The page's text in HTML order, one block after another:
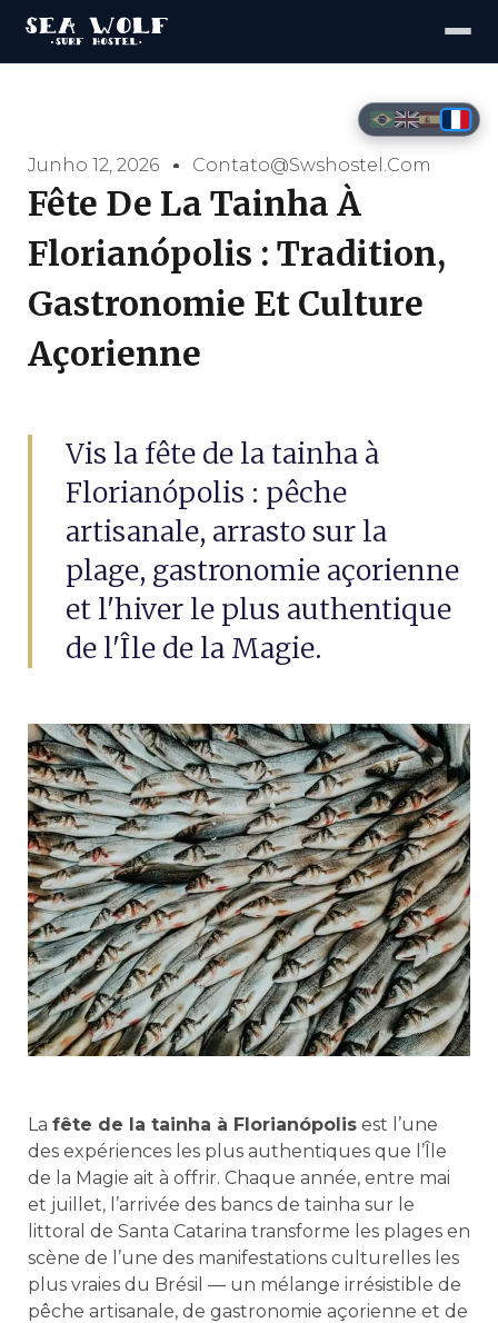
Junho 12, 2026 Contato@swshostel.com
Fête De La Tainha À
Florianópolis : Tradition,
Gastronomie Et Culture
Açorienne
Vis la fête de la tainha à
Florianópolis : pêche
artisanale, arrasto sur la
plage, gastronomie açorienne
et l'hiver le plus authentique
de l'Île de la Magie.
La fête de la tainha à Florianópolis est l’une
des expériences les plus authentiques que l’Île
de la Magie ait à offrir. Chaque année, entre mai
et juillet, l’arrivée des bancs de tainha sur le
littoral de Santa Catarina transforme les plages en
scène de l’une des manifestations culturelles les
plus vraies du Brésil — un mélange irrésistible de
pêche artisanale, de gastronomie açorienne et de